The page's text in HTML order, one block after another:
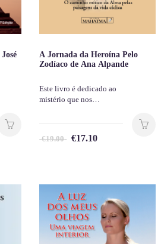
A Jornada da Heroína Pelo
Zodíaco de Ana Alpande
Este livro é dedicado ao
mistério que nos…
€19.00 €17.10